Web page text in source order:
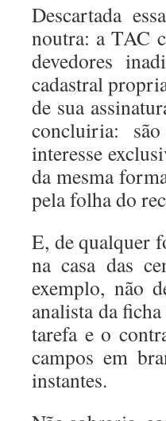
Descartada
noutra: a TAC
devedores
cadastral
de sua
concluiria:
interesse
da mesma
pela folha do
E, de qualquer
na casa das
exemplo, não
analista da
tarefa e o
campos em
instantes.